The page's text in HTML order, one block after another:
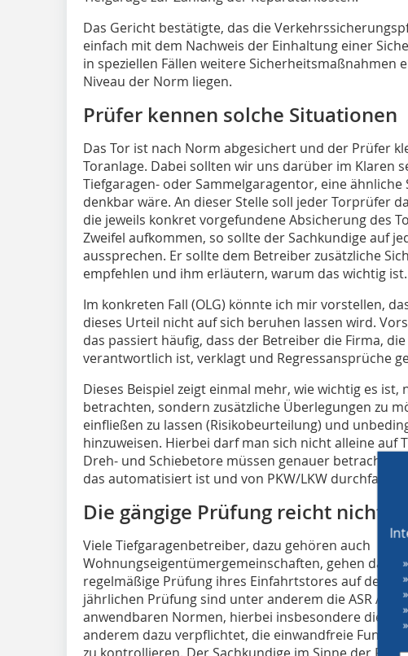
Das Gericht bestätigte, das die
einfach mit dem Nachweis der Einhaltung einer
in speziellen Fällen weitere Sicherheitsmaßnahmen
Niveau der Norm liegen.
Prüfer kennen solche Situationen
Das Tor ist nach Norm abgesichert und der Prüfer
Toranlage. Dabei sollten wir uns darüber im Klaren
Tiefgaragen- oder Sammelgaragentor, eine
denkbar wäre. An dieser Stelle soll jeder Torprüfer
die jeweils konkret vorgefundene Absicherung des
Zweifel aufkommen, so sollte der Sachkundige auf
aussprechen. Er sollte dem Betreiber zusätzliche
empfehlen und ihm erläutern, warum das wichtig ist.
Im konkreten Fall (OLG) könnte ich mir vorstellen,
dieses Urteil nicht auf sich beruhen lassen wird.
das passiert häufig, dass der Betreiber die Firma,
verantwortlich ist, verklagt und Regressansprüche
Dieses Beispiel zeigt einmal mehr, wie wichtig es
betrachten, sondern zusätzliche Überlegungen zu
einfließen zu lassen (Risikobeurteilung) und
hinzuweisen. Hierbei darf man sich nicht alleine auf
Dreh- und Schiebetore müssen genauer betrachtet
das automatisiert ist und von PKW/LKW durchfahren
Die gängige Prüfung reicht nicht
Viele Tiefgaragenbetreiber, dazu gehören auch
Wohnungseigentümergemeinschaften, gehen davon
regelmäßige Prüfung ihres Einfahrtstores auf der
jährlichen Prüfung sind unter anderem die ASR
anwendbaren Normen, hierbei insbesondere die DIN
anderem dazu verpflichtet, die einwandfreie